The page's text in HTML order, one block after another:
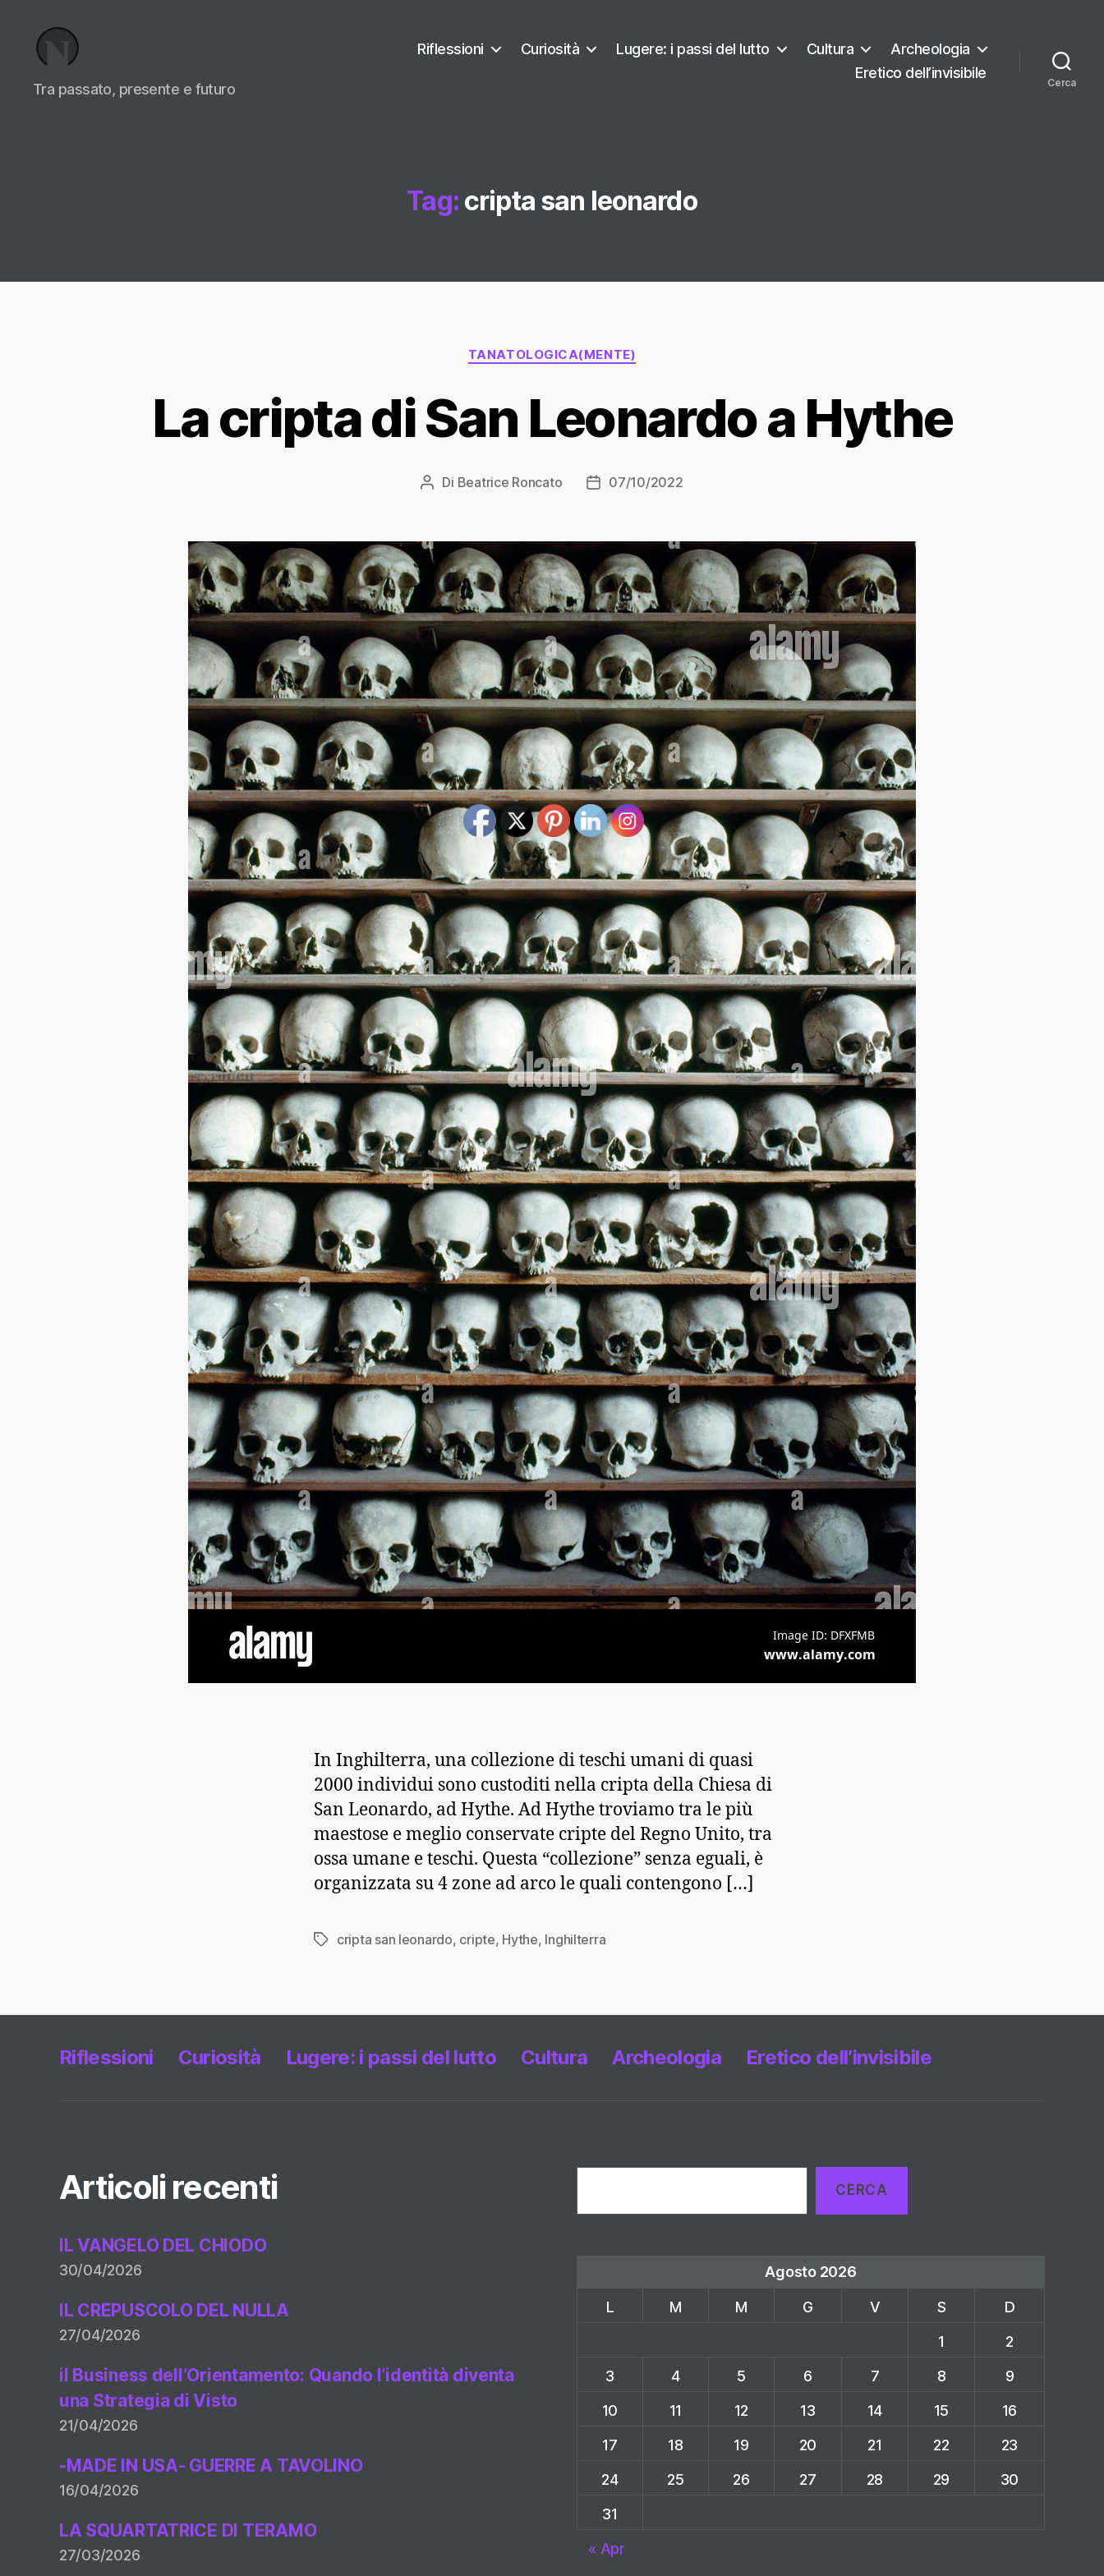
Necrologi
Italia,
Tra passato, presente e futuro
Riflessioni Curiosità Lugere: i passi del lutto Cultura
Archeologia
Eretico dell’invisibile
Cerca
Tag: cripta san leonardo
Categorie
TANATOLOGICA(MENTE)
La cripta di San Leonardo a Hythe
Autore
Di Beatrice Roncato
Data07/10/2022
In Inghilterra, una collezione di teschi umani di quasi
2000 individui sono custoditi nella cripta della Chiesa di
San Leonardo, ad Hythe. Ad Hythe troviamo tra le più
maestose e meglio conservate cripte del Regno Unito, tra
ossa umane e teschi. Questa “collezione” senza eguali, è
organizzata su 4 zone ad arco le quali contengono […]
Tag cripta san leonardo, cripte, Hythe, Inghilterra
Riflessioni Curiosità Lugere: i passi del lutto Cultura Archeologia Eretico dell’invisibile
Articoli recenti
IL VANGELO DEL CHIODO
30/04/2026
IL CREPUSCOLO DEL NULLA
27/04/2026
il Business dell’Orientamento: Quando l’identità diventa
una Strategia di Visto
21/04/2026
-MADE IN USA- GUERRE A TAVOLINO
16/04/2026
LA SQUARTATRICE DI TERAMO
27/03/2026
CERCA
Agosto 2026
L M M G V S
D
1
2
3
4 5 6 7 8
9
10
11 12 13 14 15
16
17
18 19 20 21 22
23
24
25 26 27 28 29
30
31
« Apr